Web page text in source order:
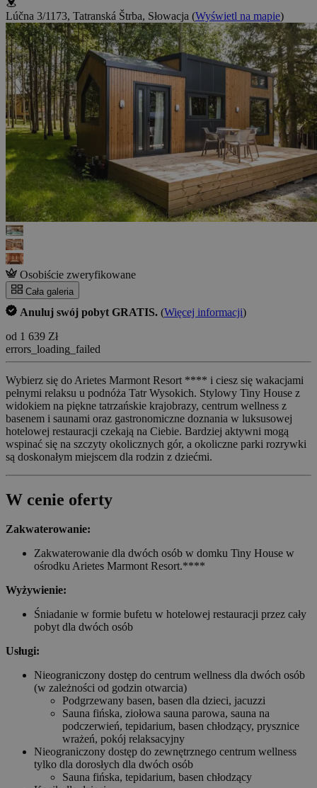
Lúčna 3/1173, Tatranská Štrba, Słowacja (Wyświetl na mapie)
Osobiście zweryfikowane
Cała galeria
Anuluj swój pobyt GRATIS. (Więcej informacji)
od 1 639 Zł
errors_loading_failed
Wybierz się do Arietes Marmont Resort **** i ciesz się wakacjami
pełnymi relaksu u podnóża Tatr Wysokich. Stylowy Tiny House z
widokiem na piękne tatrzańskie krajobrazy, centrum wellness z
basenem i saunami oraz gastronomiczne doznania w luksusowej
hotelowej restauracji czekają na Ciebie. Bardziej aktywni mogą
wspinać się na szczyty okolicznych gór, a okoliczne parki rozrywki
są doskonałym miejscem dla rodzin z dziećmi.
W cenie oferty
Zakwaterowanie:
Zakwaterowanie dla dwóch osób w domku Tiny House w
ośrodku Arietes Marmont Resort.****
Wyżywienie:
Śniadanie w formie bufetu w hotelowej restauracji przez cały
pobyt dla dwóch osób
Usługi:
Nieograniczony dostęp do centrum wellness dla dwóch osób
(w zależności od godzin otwarcia)
Podgrzewany basen, basen dla dzieci, jacuzzi
Sauna fińska, ziołowa sauna parowa, sauna na
podczerwień, tepidarium, basen chłodzący, prysznice
wrażeń, pokój relaksacyjny
Nieograniczony dostęp do zewnętrznego centrum wellness
tylko dla dorosłych dla dwóch osób
Sauna fińska, tepidarium, basen chłodzący